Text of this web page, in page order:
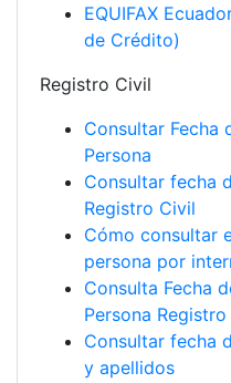
EQUIFAX
de Crédito)
Registro Civil
Consultar Fecha
Persona
Consultar fecha
Registro Civil
Cómo consultar
persona por
Consulta Fecha
Persona
Consultar fecha
y apellidos